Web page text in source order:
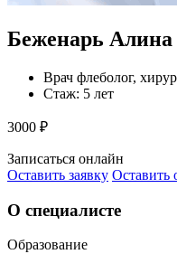
Беженарь Алина
Врач флеболог,
Стаж: 5 лет
3000 ₽
Записаться онлайн
Оставить заявку Оставить
О специалисте
Образование